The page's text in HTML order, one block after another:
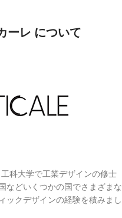
ーレ について
科大学で工業デザインの修士
などいくつかの国でさまざまな
ックデザインの経験を積みまし